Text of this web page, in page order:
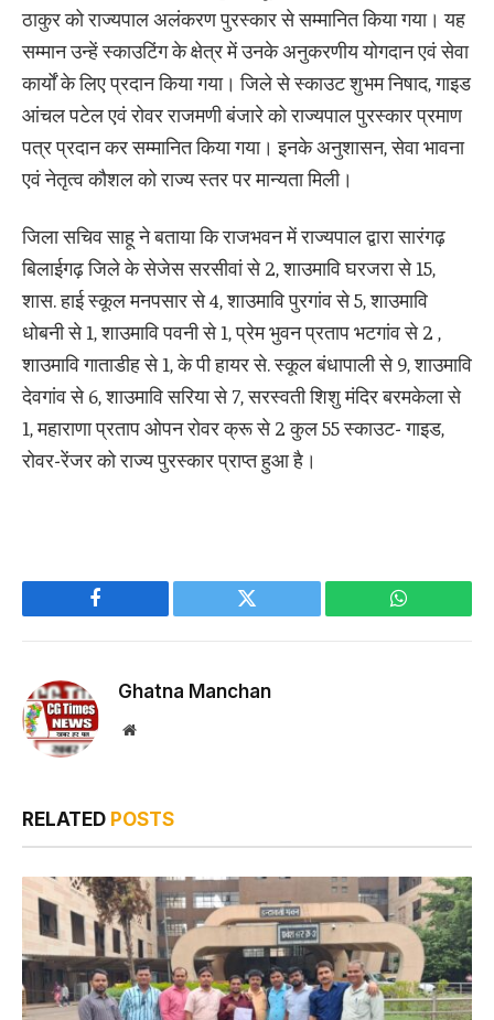
ठाकुर को राज्यपाल अलंकरण पुरस्कार से सम्मानित किया गया। यह
सम्मान उन्हें स्काउटिंग के क्षेत्र में उनके अनुकरणीय योगदान एवं सेवा
कार्यों के लिए प्रदान किया गया। जिले से स्काउट शुभम निषाद, गाइड
आंचल पटेल एवं रोवर राजमणी बंजारे को राज्यपाल पुरस्कार प्रमाण
पत्र प्रदान कर सम्मानित किया गया। इनके अनुशासन, सेवा भावना
एवं नेतृत्व कौशल को राज्य स्तर पर मान्यता मिली।
जिला सचिव साहू ने बताया कि राजभवन में राज्यपाल द्वारा सारंगढ़
बिलाईगढ़ जिले के सेजेस सरसीवां से 2, शाउमावि घरजरा से 15,
शास. हाई स्कूल मनपसार से 4, शाउमावि पुरगांव से 5, शाउमावि
धोबनी से 1, शाउमावि पवनी से 1, प्रेम भुवन प्रताप भटगांव से 2 ,
शाउमावि गाताडीह से 1, के पी हायर से. स्कूल बंधापाली से 9, शाउमावि
देवगांव से 6, शाउमावि सरिया से 7, सरस्वती शिशु मंदिर बरमकेला से
1, महाराणा प्रताप ओपन रोवर क्रू से 2 कुल 55 स्काउट- गाइड,
रोवर-रेंजर को राज्य पुरस्कार प्राप्त हुआ है।
Facebook Twitter WhatsApp
Ghatna Manchan
Website
RELATED POSTS